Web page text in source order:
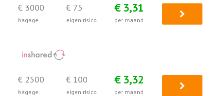
€ 3000
bagage
€ 75
eigen risico
€ 3,31
per maand
€ 2500
bagage
€ 100
eigen risico
€ 3,32
per maand